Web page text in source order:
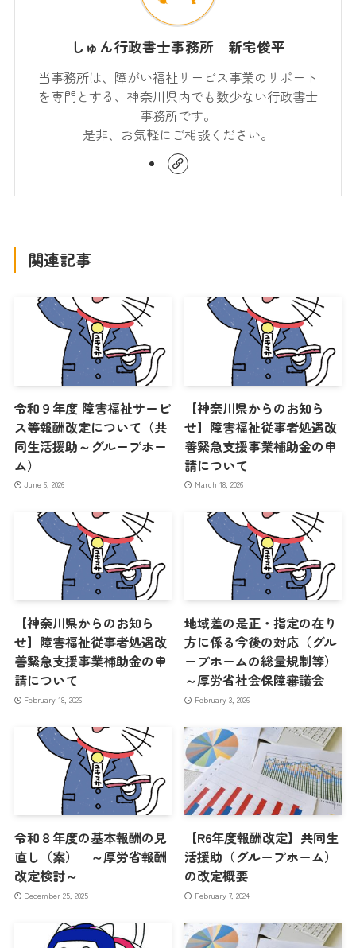
しゅん行政書士事務所 新宅俊平
当事務所は、障がい福祉サービス事業のサポート
を専門とする、神奈川県内でも数少ない行政書士
事務所です。
是非、お気軽にご相談ください。
関連記事
令和９年度 障害福祉サービ
ス等報酬改定について（共
同生活援助～グループホー
ム）
June 6, 2026
【神奈川県からのお知ら
せ】障害福祉従事者処遇改
善緊急支援事業補助金の申
請について
March 18, 2026
【神奈川県からのお知ら
せ】障害福祉従事者処遇改
善緊急支援事業補助金の申
請について
February 18, 2026
地域差の是正・指定の在り
方に係る今後の対応（グル
ープホームの総量規制等）
～厚労省社会保障審議会
February 3, 2026
令和８年度の基本報酬の見
直し（案） ～厚労省報酬
改定検討～
December 25, 2025
【R6年度報酬改定】共同生
活援助（グループホーム）
の改定概要
February 7, 2024